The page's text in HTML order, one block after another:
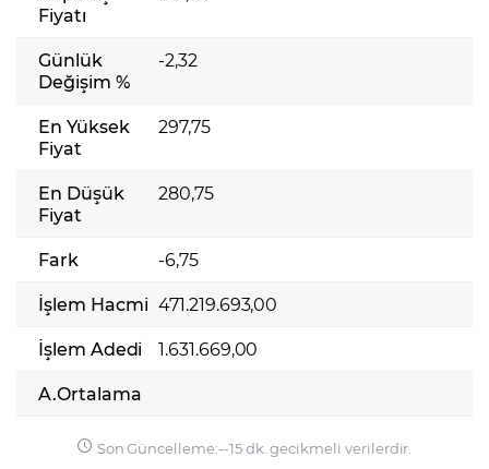
Fiyatı
Günlük
Değişim %
-2,32
En Yüksek
Fiyat
297,75
En Düşük
Fiyat
280,75
Fark
-6,75
İşlem Hacmi 471.219.693,00
İşlem Adedi
1.631.669,00
A.Ortalama
Son Güncelleme:--15 dk. gecikmeli verilerdir.